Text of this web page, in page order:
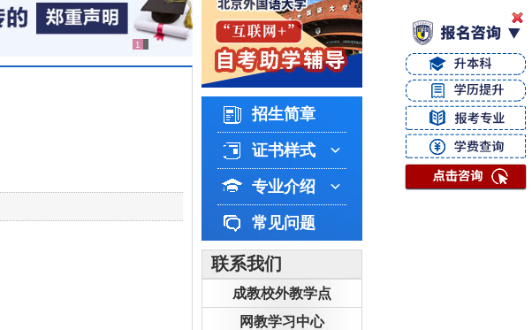
招生简章
证书样式
专业介绍
常见问题
联系我们
成教校外教学点
网教学习中心